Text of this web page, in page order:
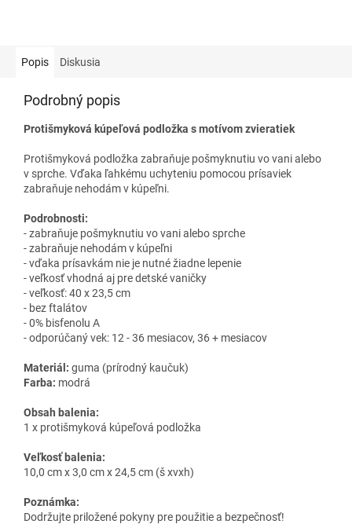
Popis Diskusia
Podrobný popis
Protišmyková kúpeľová podložka s motívom zvieratiek
Protišmyková podložka zabraňuje pošmyknutiu vo vani alebo
v sprche. Vďaka ľahkému uchyteniu pomocou prísaviek
zabraňuje nehodám v kúpeľni.
Podrobnosti:
- zabraňuje pošmyknutiu vo vani alebo sprche
- zabraňuje nehodám v kúpeľni
- vďaka prísavkám nie je nutné žiadne lepenie
- veľkosť vhodná aj pre detské vaničky
- veľkosť: 40 x 23,5 cm
- bez ftalátov
- 0% bisfenolu A
- odporúčaný vek: 12 - 36 mesiacov, 36 + mesiacov
Materiál: guma (prírodný kaučuk)
Farba: modrá
Obsah balenia:
1 x protišmyková kúpeľová podložka
Veľkosť balenia:
10,0 cm x 3,0 cm x 24,5 cm (š xvxh)
Poznámka:
Dodržujte priložené pokyny pre použitie a bezpečnosť!